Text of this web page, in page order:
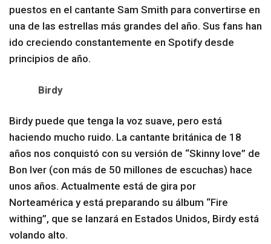
puestos en el cantante Sam Smith para convertirse en
una de las estrellas más grandes del año. Sus fans han
ido creciendo constantemente en Spotify desde
principios de año.
Birdy
Birdy puede que tenga la voz suave, pero está
haciendo mucho ruido. La cantante británica de 18
años nos conquistó con su versión de “Skinny love” de
Bon Iver (con más de 50 millones de escuchas) hace
unos años. Actualmente está de gira por
Norteamérica y está preparando su álbum “Fire
withing”, que se lanzará en Estados Unidos, Birdy está
volando alto.